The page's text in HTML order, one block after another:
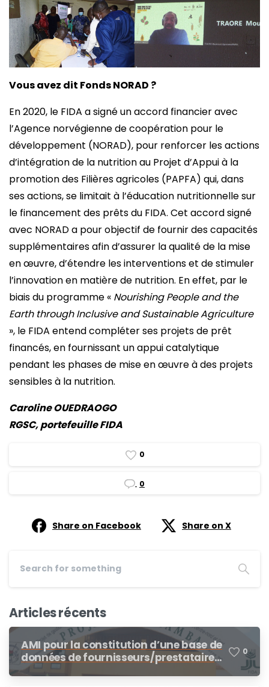
Vous avez dit Fonds NORAD ?
En 2020, le FIDA a signé un accord financier avec
l’Agence norvégienne de coopération pour le
développement (NORAD), pour renforcer les actions
d’intégration de la nutrition au Projet d’Appui à la
promotion des Filières agricoles (PAPFA) qui, dans
ses actions, se limitait à l’éducation nutritionnelle sur
le financement des prêts du FIDA. Cet accord signé
avec NORAD a pour objectif de fournir des capacités
supplémentaires afin d’assurer la qualité de la mise
en œuvre, d’étendre les interventions et de stimuler
l’innovation en matière de nutrition. En effet, par le
biais du programme « Nourishing People and the
Earth through Inclusive and Sustainable Agriculture
», le FIDA entend compléter ses projets de prêt
financés, en fournissant un appui catalytique
pendant les phases de mise en œuvre à des projets
sensibles à la nutrition.
Caroline OUEDRAOGO
RGSC, portefeuille FIDA
0
0
Share on Facebook Share on X
Articles récents
AMI pour la constitution d’une base de
données de fournisseurs/prestataires
dans le cadre des procédures de
0